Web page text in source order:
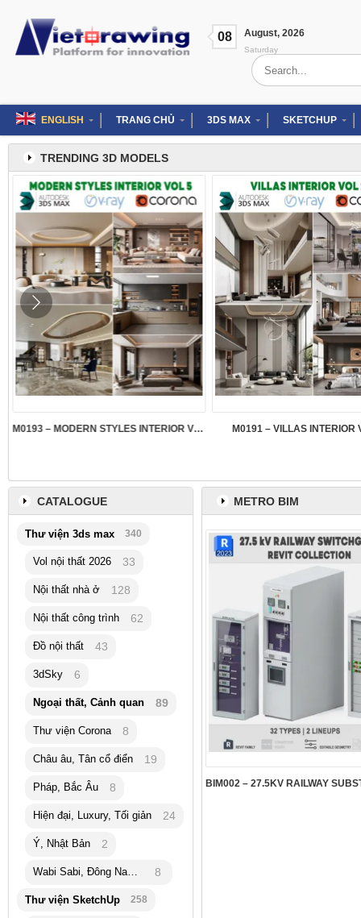
content
08 August, 2026
Saturday
Search
for:
ENGLISH TRANG CHỦ 3DS MAX SKETCHUP
TRENDING 3D MODELS
M0193 – MODERN STYLES INTERIOR VOL.5 M0191 – VILLAS INTERIOR
METRO BIM
CATALOGUE
Thư viện 3ds max 340
Vol nội thất 2026 33
Nội thất nhà ở 128
Nội thất công trình 62
Đồ nội thất 43
3dSky 6
Ngoại thất, Cảnh quan 89
Thư viện Corona 8
Châu âu, Tân cổ điển 19
Pháp, Bắc Âu 8
Hiện đại, Luxury, Tối giản 24
Ý, Nhật Bản 2
Wabi Sabi, Đông Nam Á 8
Thư viện SketchUp 258